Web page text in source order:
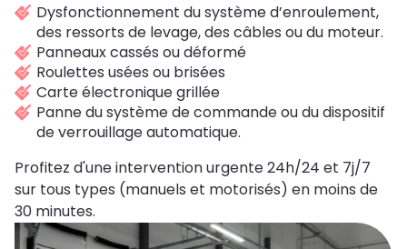
Dysfonctionnement du système d’enroulement,
des ressorts de levage, des câbles ou du moteur.
Panneaux cassés ou déformé
Roulettes usées ou brisées
Carte électronique grillée
Panne du système de commande ou du dispositif
de verrouillage automatique.
Profitez d'une intervention urgente 24h/24 et 7j/7
sur tous types (manuels et motorisés) en moins de
30 minutes.